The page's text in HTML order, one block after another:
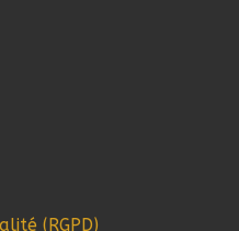
(RGPD)